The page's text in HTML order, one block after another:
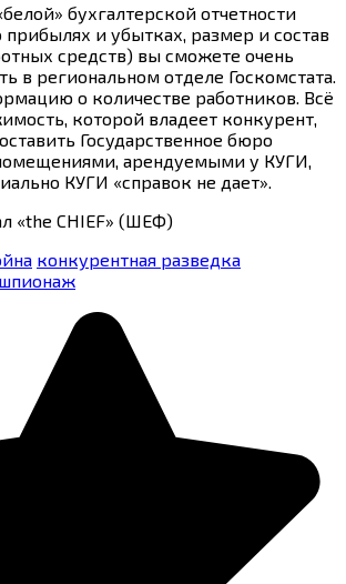
бухгалтерской отчетности
прибылях и убытках, размер и состав
средств) вы сможете очень
в региональном отделе Госкомстата.
о количестве работников. Всё
которой владеет конкурент,
Государственное бюро
арендуемыми у КУГИ,
КУГИ «справок не дает».
«the CHIEF» (ШЕФ)
конкурентная разведка